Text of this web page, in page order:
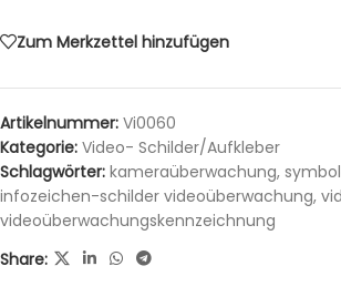
Zum Merkzettel hinzufügen
Artikelnummer: Vi0060
Kategorie: Video- Schilder/Aufkleber
Schlagwörter: kameraüberwachung,
infozeichen-schilder videoüberwachung,
videoüberwachungskennzeichnung
Share: